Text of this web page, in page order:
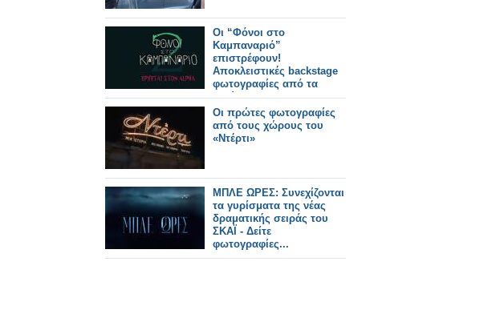
Οι “Φόνοι στο
Καμπαναριό”
επιστρέφουν!
Αποκλειστικές backstage
φωτογραφίες από τα
γυρίσματα!
Οι πρώτες φωτογραφίες
από τους χώρους του
«Ντέρτι»
ΜΠΛΕ ΩΡΕΣ: Συνεχίζονται
τα γυρίσματα της νέας
δραματικής σειράς του
ΣΚΑΪ - Δείτε
φωτογραφίες...